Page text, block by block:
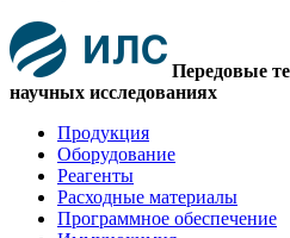
Передовые
научных исследованиях
Продукция
Оборудование
Реагенты
Расходные материалы
Программное обеспечение